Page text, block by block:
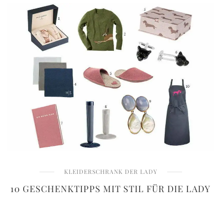
KLEIDERSCHRANK DER LADY
10 GESCHENKTIPPS MIT STIL FÜR DIE LADY